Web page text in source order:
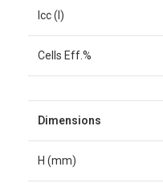
Icc (I)
Cells Eff.%
Dimensions
H (mm)